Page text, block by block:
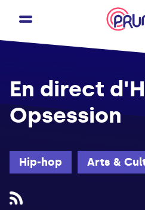
Hip-hop Arts &
En direct
Opsession